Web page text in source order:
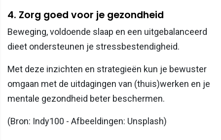
4. Zorg goed voor je gezondheid
Beweging, voldoende slaap en een uitgebalanceerd
dieet ondersteunen je stressbestendigheid.
Met deze inzichten en strategieën kun je bewuster
omgaan met de uitdagingen van (thuis)werken en je
mentale gezondheid beter beschermen.
(Bron: Indy100 - Afbeeldingen: Unsplash)